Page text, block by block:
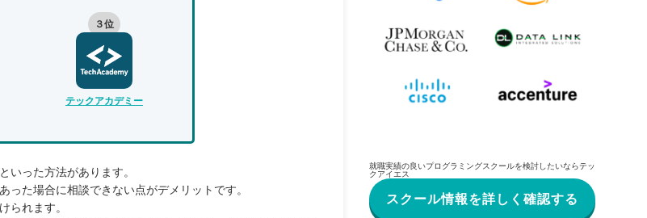
３位
テックアカデミー
いった方法があります。
た場合に相談できない点がデメリットです。
られます。
就職実績の良いプログラミングスクールを検討したいならテッ
クアイエス
スクール情報を詳しく確認する